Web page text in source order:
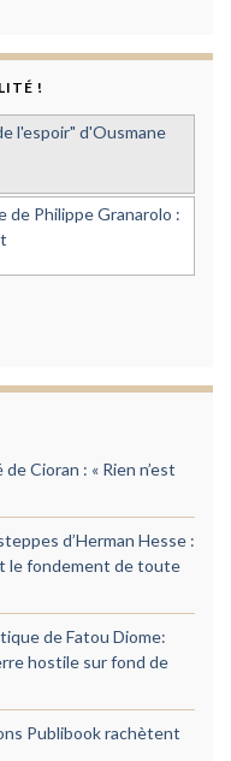
!
l'espoir" d'Ousmane
de Philippe Granarolo :
Cioran : « Rien n’est
d’Herman Hesse :
le fondement de toute
de Fatou Diome:
hostile sur fond de
Publibook rachètent